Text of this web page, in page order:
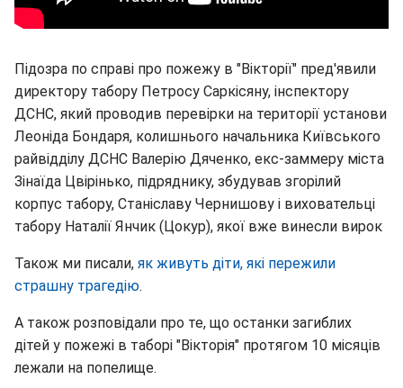
Підозра по справі про пожежу в "Вікторії" пред'явили
директору табору Петросу Саркісяну, інспектору
ДСНС, який проводив перевірки на території установи
Леоніда Бондаря, колишнього начальника Київського
райвідділу ДСНС Валерію Дяченко, екс-заммеру міста
Зінаїда Цвірінько, підряднику, збудував згорілий
корпус табору, Станіславу Чернишову і виховательці
табору Наталії Янчик (Цокур), якої вже винесли вирок
Також ми писали, як живуть діти, які пережили
страшну трагедію.
А також розповідали про те, що останки загиблих
дітей у пожежі в таборі "Вікторія" протягом 10 місяців
лежали на попелище.